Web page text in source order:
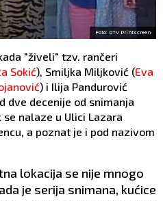
Foto: RTV Printscreen
"živeli" tzv. rančeri
Sokić), Smiljka Miljković (Eva
) i Ilija Pandurović
dve decenije od snimanja
nalaze u Ulici Lazara
a poznat je i pod nazivom
lokacija se nije mnogo
je serija snimana, kućice